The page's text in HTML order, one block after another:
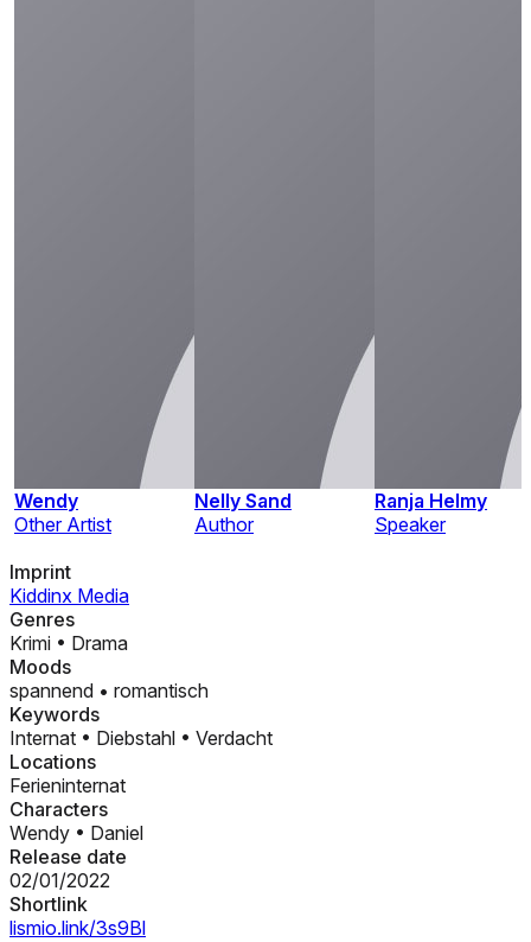
Wendy
Other Artist
Nelly Sand
Author
Ranja Helmy
Speaker
Imprint
Kiddinx Media
Genres
Krimi • Drama
Moods
spannend • romantisch
Keywords
Internat • Diebstahl • Verdacht
Locations
Ferieninternat
Characters
Wendy • Daniel
Release date
02/01/2022
Shortlink
lismio.link/3s9Bl